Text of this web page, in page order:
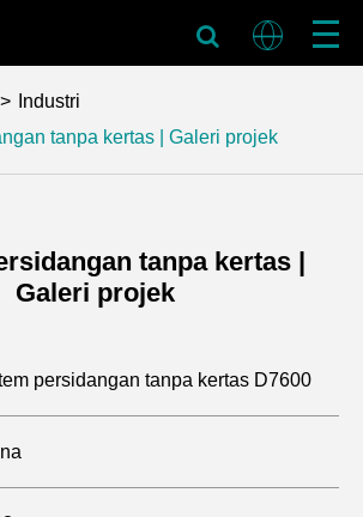
Industri
tanpa kertas | Galeri projek
tanpa kertas |
Galeri projek
persidangan tanpa kertas D7600